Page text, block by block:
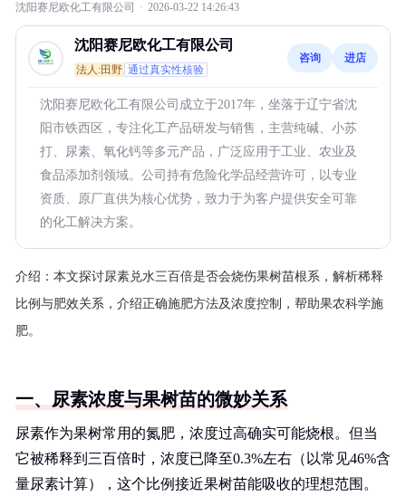
沈阳赛尼欧化工有限公司 · 2026-03-22 14:26:43
沈阳赛尼欧化工有限公司
法人:田野 通过真实性核验
咨询 进店
沈阳赛尼欧化工有限公司成立于2017年，坐落于辽宁省沈
阳市铁西区，专注化工产品研发与销售，主营纯碱、小苏
打、尿素、氧化钙等多元产品，广泛应用于工业、农业及
食品添加剂领域。公司持有危险化学品经营许可，以专业
资质、原厂直供为核心优势，致力于为客户提供安全可靠
的化工解决方案。
介绍： 本文探讨尿素兑水三百倍是否会烧伤果树苗根系，解析稀释
比例与肥效关系，介绍正确施肥方法及浓度控制，帮助果农科学施
肥。
一、尿素浓度与果树苗的微妙关系
尿素作为果树常用的氮肥，浓度过高确实可能烧根。但当
它被稀释到三百倍时，浓度已降至0.3%左右（以常见46%含
量尿素计算），这个比例接近果树苗能吸收的理想范围。